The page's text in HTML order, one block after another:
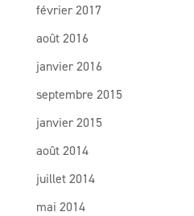
février 2017
août 2016
janvier 2016
septembre 2015
janvier 2015
août 2014
juillet 2014
mai 2014